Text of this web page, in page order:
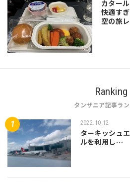
カター
快適す
空の旅
Ranking
タンザニア記事ラ
2022.10.12
ターキッシュ
ルを利用し…